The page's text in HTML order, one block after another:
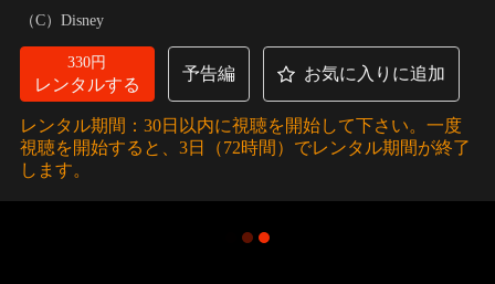
まいます。やがて成長したヘラクレスは自分が神の子であること
を知り、“本当のヒーロー”になるため修行に出発します…
（フィル）） ほか
（C）Disney
330円
レンタルする
予告編 お気に入りに追加
レンタル期間：30日以内に視聴を開始して下さい。一度
視聴を開始すると、3日（72時間）でレンタル期間が終了
します。